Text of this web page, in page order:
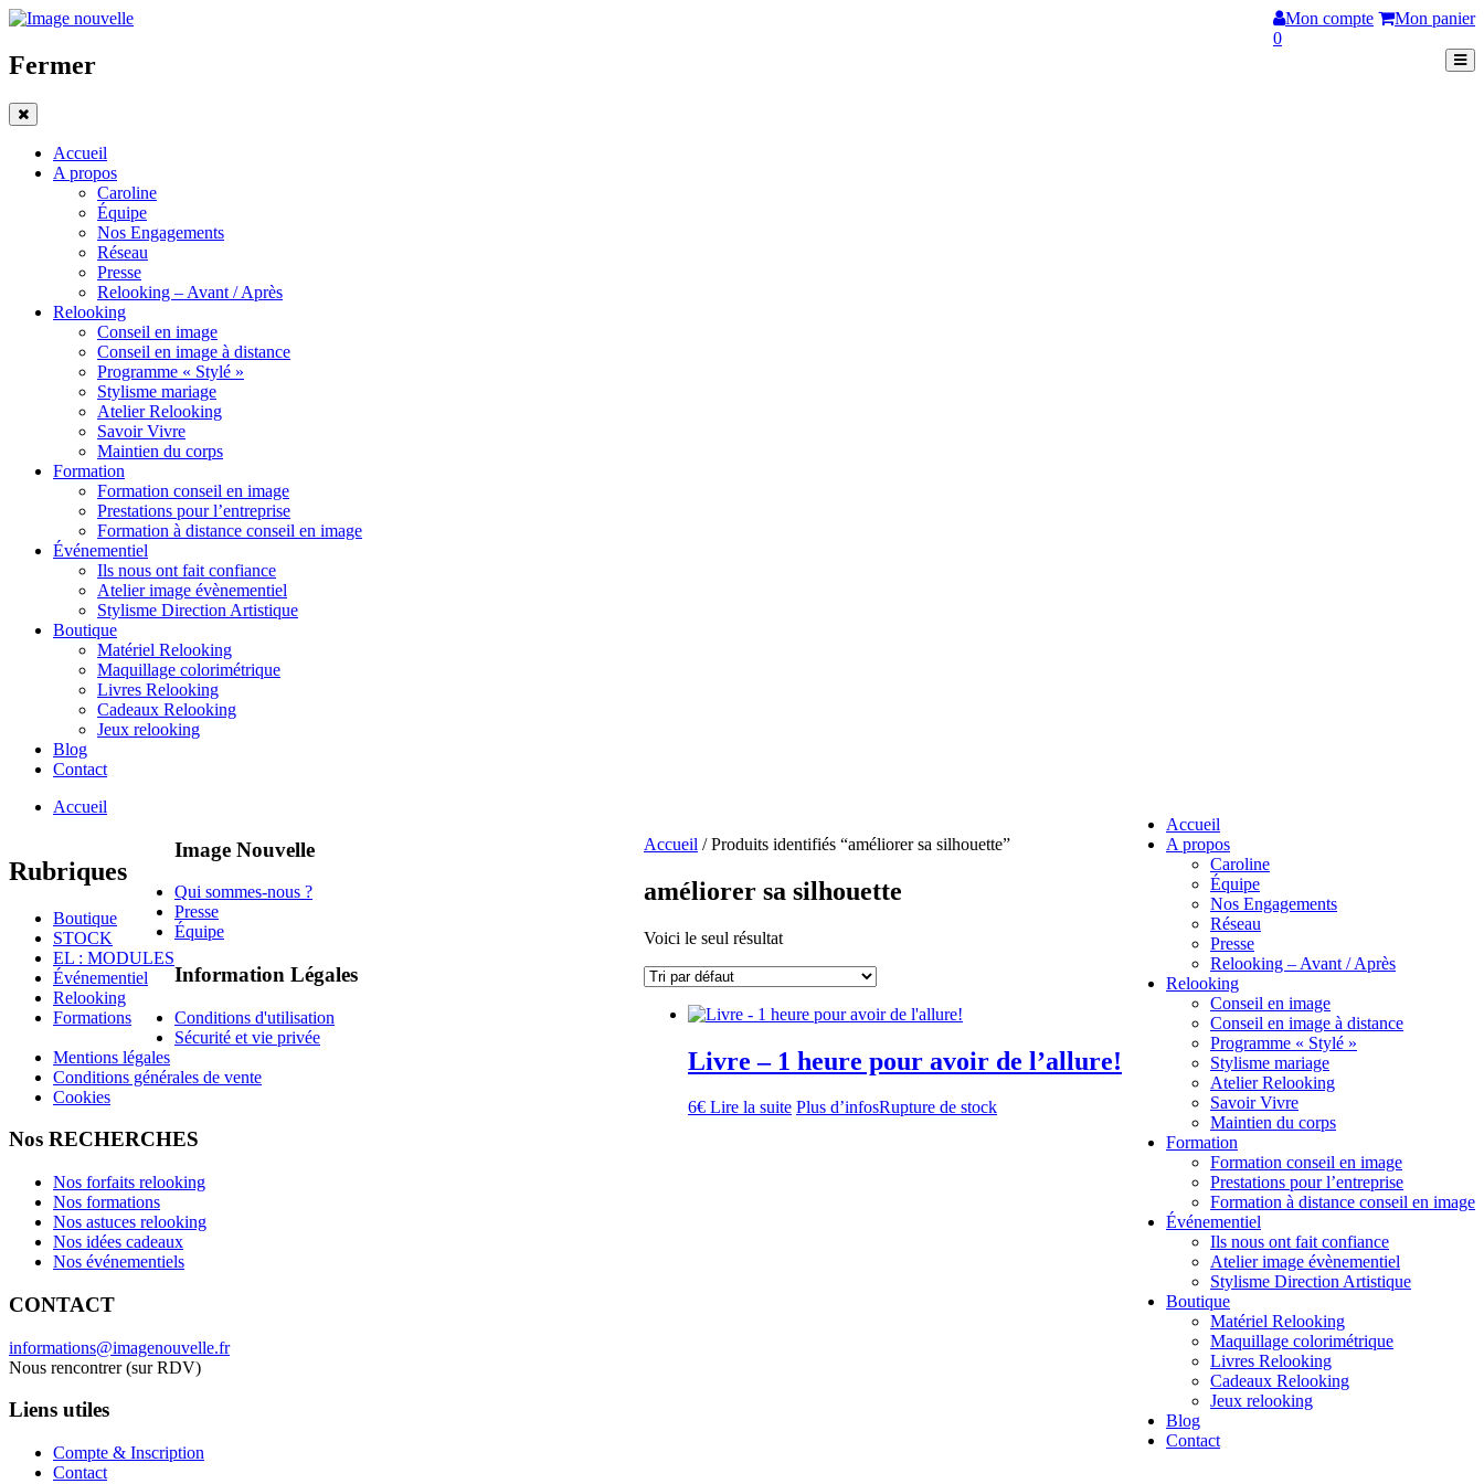
Mon compte
Mon panier
0
Fermer
Accueil
A propos
Caroline
Équipe
Nos Engagements
Réseau
Presse
Relooking – Avant / Après
Relooking
Conseil en image
Conseil en image à distance
Programme « Stylé »
Stylisme mariage
Atelier Relooking
Savoir Vivre
Maintien du corps
Formation
Formation conseil en image
Prestations pour l’entreprise
Formation à distance conseil en image
Événementiel
Ils nous ont fait confiance
Atelier image évènementiel
Stylisme Direction Artistique
Boutique
Matériel Relooking
Maquillage colorimétrique
Livres Relooking
Cadeaux Relooking
Jeux relooking
Blog
Contact
Accueil
A propos
Caroline
Équipe
Nos Engagements
Réseau
Presse
Relooking – Avant / Après
Relooking
Conseil en image
Conseil en image à distance
Programme « Stylé »
Stylisme mariage
Atelier Relooking
Savoir Vivre
Maintien du corps
Formation
Formation conseil en image
Prestations pour l’entreprise
Formation à distance conseil en image
Événementiel
Ils nous ont fait confiance
Atelier image évènementiel
Stylisme Direction Artistique
Boutique
Matériel Relooking
Maquillage colorimétrique
Livres Relooking
Cadeaux Relooking
Jeux relooking
Blog
Contact
Accueil
Accueil / Produits identifiés “améliorer sa silhouette”
améliorer sa silhouette
Voici le seul résultat
Livre – 1 heure pour avoir de l’allure!
6€ Lire la suite Plus d’infosRupture de stock
Rubriques
Boutique
STOCK
EL : MODULES
Événementiel
Relooking
Formations
Image Nouvelle
Qui sommes-nous ?
Presse
Équipe
Information Légales
Conditions d'utilisation
Sécurité et vie privée
Mentions légales
Conditions générales de vente
Cookies
Nos RECHERCHES
Nos forfaits relooking
Nos formations
Nos astuces relooking
Nos idées cadeaux
Nos événementiels
CONTACT
informations@imagenouvelle.fr
Nous rencontrer (sur RDV)
Liens utiles
Compte & Inscription
Contact